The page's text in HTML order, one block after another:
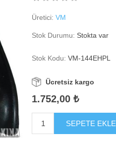
Üretici: VM
Stok Durumu: Stokta var
Stok Kodu: VM-144EHPL
Ücretsiz kargo
1.752,00 ₺
SEPETE EKLE